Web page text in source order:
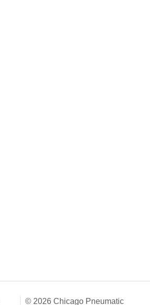
© 2026 Chicago Pneumatic